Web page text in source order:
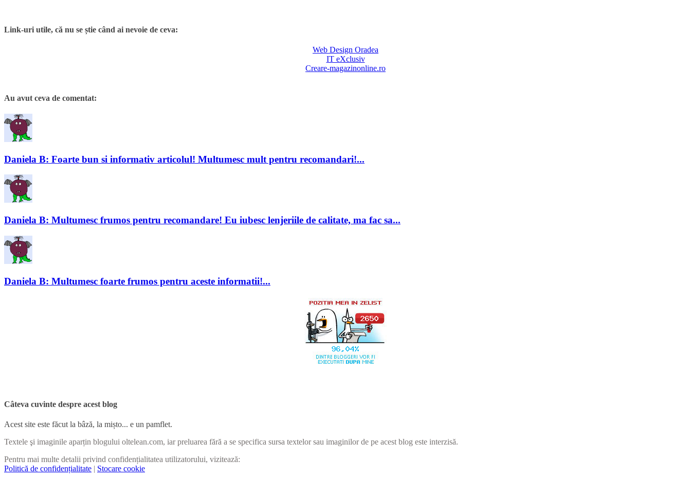
Link-uri utile, că nu se știe când ai nevoie de ceva:
Web Design Oradea
IT eXclusiv
Creare-magazinonline.ro
Au avut ceva de comentat:
Daniela B: Foarte bun si informativ articolul! Multumesc mult pentru recomandari!...
Daniela B: Multumesc frumos pentru recomandare! Eu iubesc lenjeriile de calitate, ma fac sa...
Daniela B: Multumesc foarte frumos pentru aceste informatii!...
Câteva cuvinte despre acest blog
Acest site este făcut la bâză, la mișto... e un pamflet.
Textele şi imaginile aparțin blogului oltelean.com, iar preluarea fără a se specifica sursa textelor sau imaginilor de pe acest blog este interzisă.
Pentru mai multe detalii privind confidențialitatea utilizatorului, vizitează:
Politică de confidențialitate | Stocare cookie